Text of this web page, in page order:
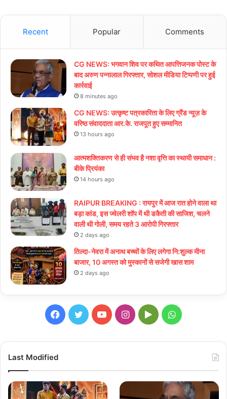
Recent Popular Comments
CG NEWS: भगवान शिव पर कथित आपत्तिजनक पोस्ट के
बाद अरुण पन्नालाल गिरफ्तार, सोशल मीडिया टिप्पणी पर हुई
कार्रवाई
8 minutes ago
CG NEWS: उत्कृष्ट पत्रकारिता के लिए ग्रैंड न्यूज़ के
वरिष्ठ संवाददाता आर.के. राजपूत हुए सम्मानित
13 hours ago
आत्मशक्तिकरण से ही संभव है नशा वृत्ति का स्थायी समाधान :
बीके प्रियंका
14 hours ago
RAIPUR BREAKING : रायपुर में आज रात होने वाला था
बड़ा कांड, इस ज्वेलरी शॉप में थी डकैती की साजिश, चलने
वाली थी गोली, समय रहते 3 आरोपी गिरफ्तार
2 days ago
तिल्दा-नेवरा में अनाथ बच्चों के लिए लगेगा नि:शुल्क मीना
बाजार, 10 अगस्त को मुस्कानों से सजेगी खास शाम
2 days ago
Facebook
TwitterYouTubeInstagram
GoogleWhatsApp
Last Modified